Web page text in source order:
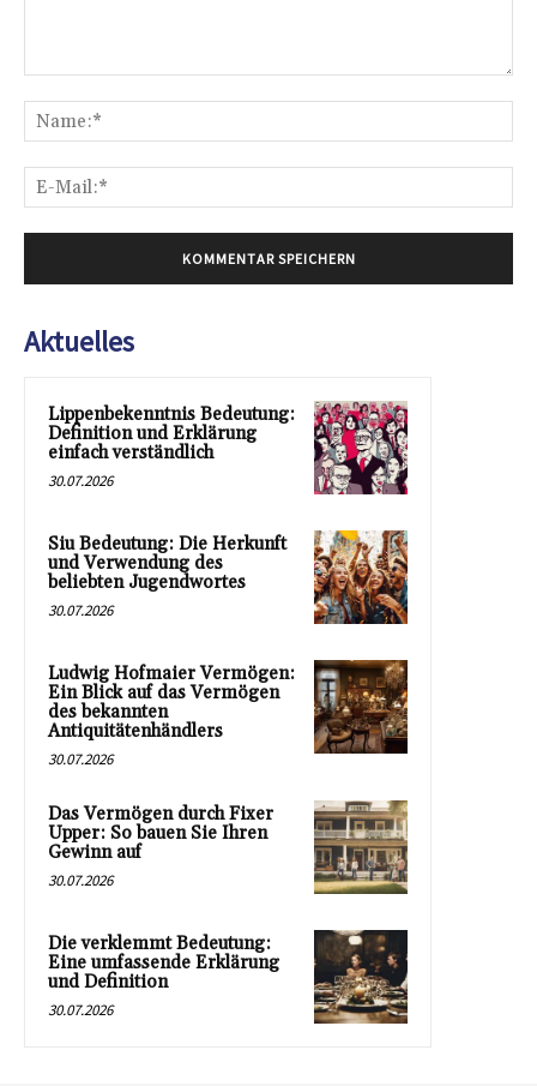
Aktuelles
Lippenbekenntnis Bedeutung:
Definition und Erklärung
einfach verständlich
30.07.2026
Siu Bedeutung: Die Herkunft
und Verwendung des
beliebten Jugendwortes
30.07.2026
Ludwig Hofmaier Vermögen:
Ein Blick auf das Vermögen
des bekannten
Antiquitätenhändlers
30.07.2026
Das Vermögen durch Fixer
Upper: So bauen Sie Ihren
Gewinn auf
30.07.2026
Die verklemmt Bedeutung:
Eine umfassende Erklärung
und Definition
30.07.2026